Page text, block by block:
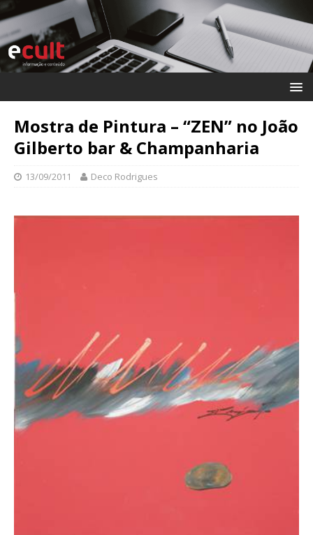
Mostra de Pintura – “ZEN” no João
Gilberto bar & Champanharia
13/09/2011 Deco Rodrigues